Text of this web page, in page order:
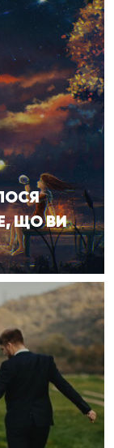
ЩО ВИ